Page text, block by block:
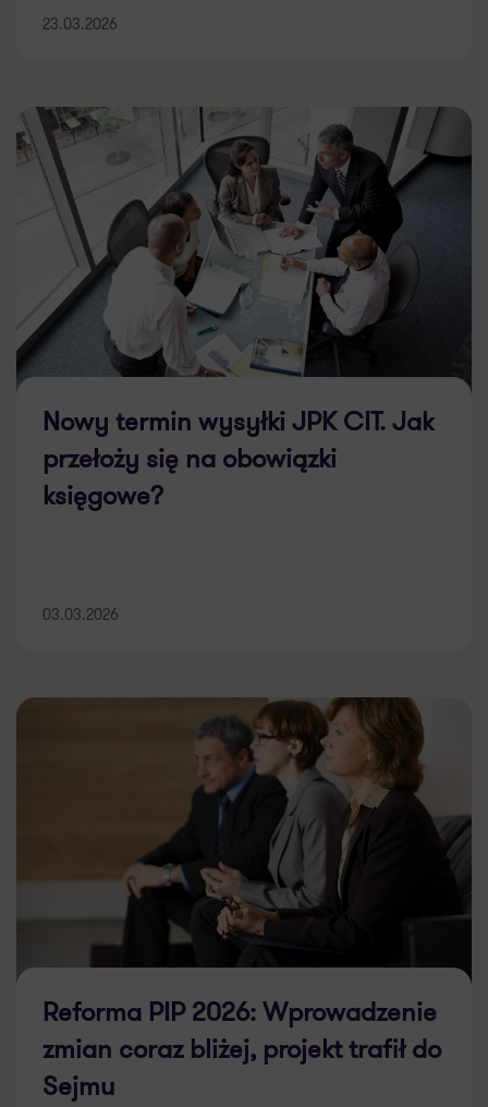
23.03.2026
Nowy termin wysyłki JPK CIT. Jak
przełoży się na obowiązki
księgowe?
03.03.2026
Reforma PIP 2026: Wprowadzenie
zmian coraz bliżej, projekt trafił do
Sejmu